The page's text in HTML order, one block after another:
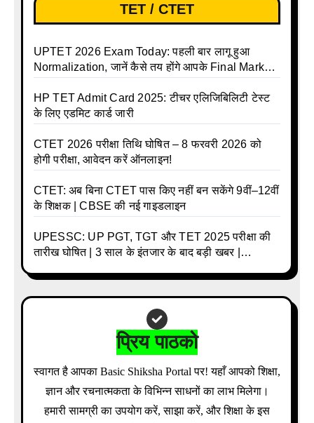
TET / CTET
UPTET 2026 Exam Today: पहली बार लागू हुआ
Normalization, जानें कैसे तय होंगे आपके Final Marks
HP TET Admit Card 2025: टीचर एलिजिबिलिटी टेस्ट
के लिए एडमिट कार्ड जारी
CTET 2026 परीक्षा तिथि घोषित – 8 फरवरी 2026 को
होगी परीक्षा, आवेदन करें ऑनलाइन!
CTET: अब बिना CTET पास किए नहीं बन सकेंगे 9वीं–12वीं
के शिक्षक | CBSE की नई गाइडलाइन
UPESSC: UP PGT, TGT और TET 2025 परीक्षा की
तारीख घोषित | 3 साल के इंतजार के बाद बड़ी खबर |
प्रिय पाठको
स्वागत है आपका Basic Shiksha Portal पर! यहाँ आपको शिक्षा,
ज्ञान और रचनात्मकता के विभिन्न साधनों का लाभ मिलेगा।
हमारी सामग्री का उपयोग करें, साझा करें, और शिक्षा के इस